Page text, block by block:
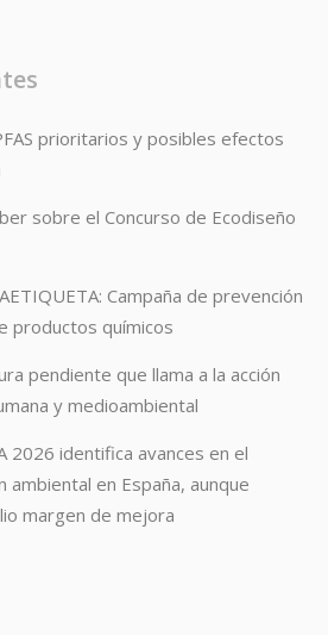
prioritarios y posibles efectos
sobre el Concurso de Ecodiseño
Campaña de prevención
productos químicos
pendiente que llama a la acción
y medioambiental
2026 identifica avances en el
ambiental en España, aunque
margen de mejora